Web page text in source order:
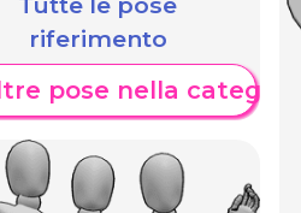
riferimento
pose nella categoria